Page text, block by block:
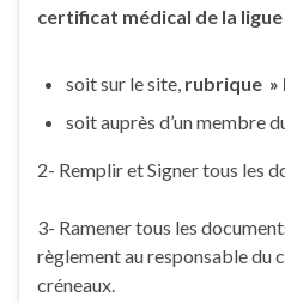
certificat médical de la
soit sur le site, rubrique »
soit auprès d’un membre
2- Remplir et Signer tous les
3- Ramener tous les
règlement au responsable du
créneaux.